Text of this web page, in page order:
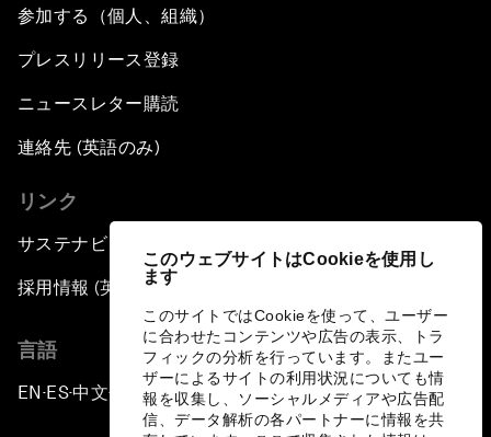
このウェブサイトはCookieを使用し
ます
このサイトではCookieを使って、ユーザー
に合わせたコンテンツや広告の表示、トラ
フィックの分析を行っています。またユー
ザーによるサイトの利用状況についても情
報を収集し、ソーシャルメディアや広告配
信、データ解析の各パートナーに情報を共
参加する（個人、組織）
プレスリリース登録
ニュースレター購読
連絡先 (英語のみ)
リンク
サステナビリティへの取り組み
採用情報 (英語のみ)
言語
EN ▪ ES▪中文▪ 日本語